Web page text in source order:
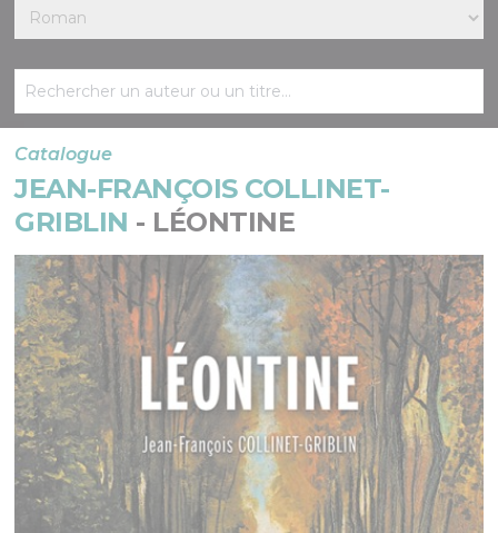
Catalogue
JEAN-FRANÇOIS COLLINET-
GRIBLIN - LÉONTINE